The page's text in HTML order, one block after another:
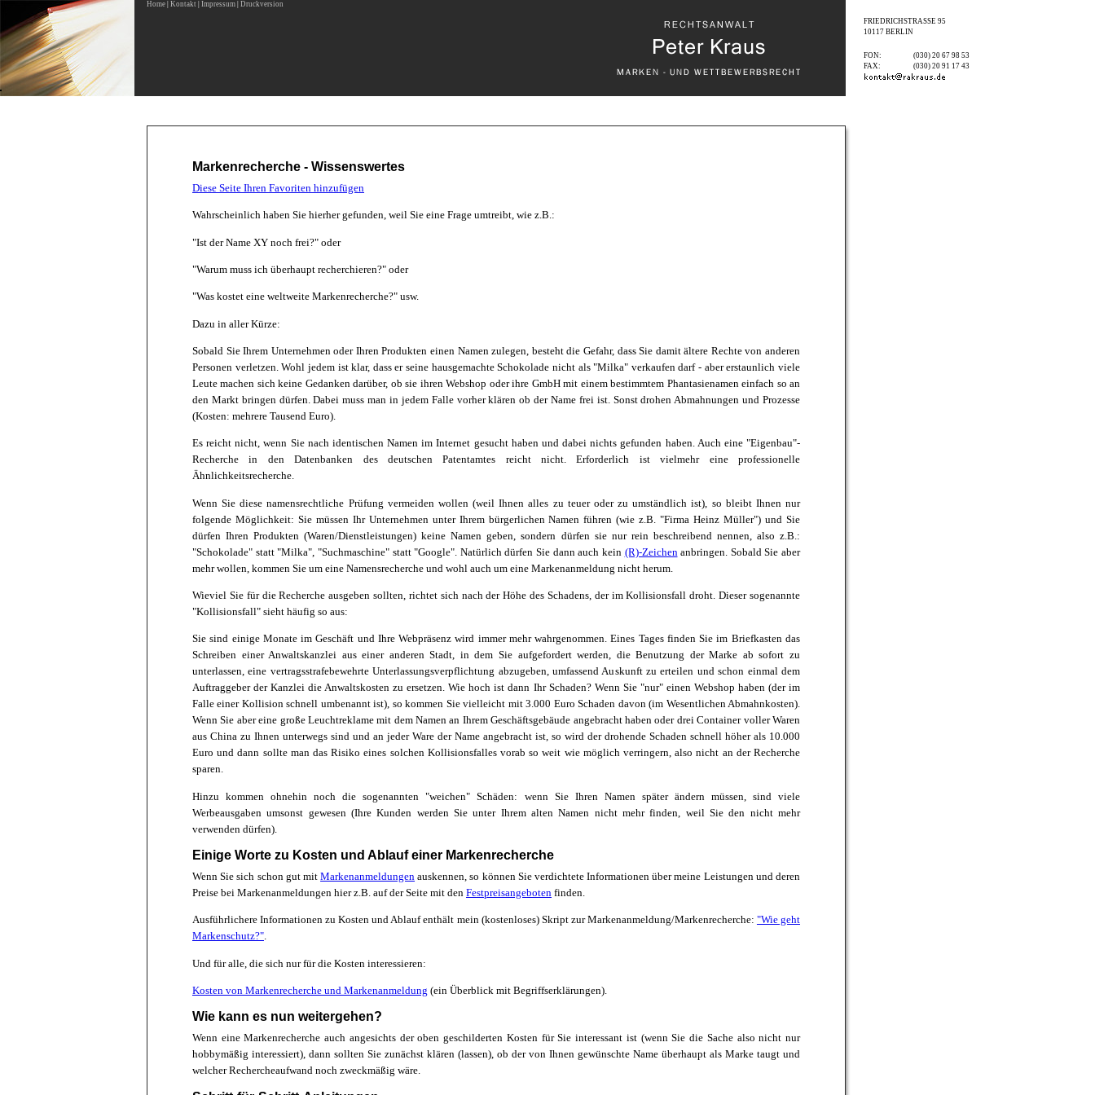
Home Kontakt Impressum Druckversion
Markenrecherche - Wissenswertes
Diese Seite Ihren Favoriten hinzufügen
Wahrscheinlich haben Sie hierher gefunden, weil Sie eine Frage umtreibt, wie z.B.:
"Ist der Name XY noch frei?" oder
"Warum muss ich überhaupt recherchieren?" oder
"Was kostet eine weltweite Markenrecherche?" usw.
Dazu in aller Kürze:
Sobald Sie Ihrem Unternehmen oder Ihren Produkten einen Namen zulegen, besteht die Gefahr, dass Sie damit ältere Rechte von anderen
Personen verletzen. Wohl jedem ist klar, dass er seine hausgemachte Schokolade nicht als "Milka" verkaufen darf - aber erstaunlich viele
Leute machen sich keine Gedanken darüber, ob sie ihren Webshop oder ihre GmbH mit einem bestimmtem Phantasienamen einfach so an
den Markt bringen dürfen. Dabei muss man in jedem Falle vorher klären ob der Name frei ist. Sonst drohen Abmahnungen und Prozesse
(Kosten: mehrere Tausend Euro).
Es reicht nicht, wenn Sie nach identischen Namen im Internet gesucht haben und dabei nichts gefunden haben. Auch eine "Eigenbau"-
Recherche in den Datenbanken des deutschen Patentamtes reicht nicht. Erforderlich ist vielmehr eine professionelle
Ähnlichkeitsrecherche.
Wenn Sie diese namensrechtliche Prüfung vermeiden wollen (weil Ihnen alles zu teuer oder zu umständlich ist), so bleibt Ihnen nur
folgende Möglichkeit: Sie müssen Ihr Unternehmen unter Ihrem bürgerlichen Namen führen (wie z.B. "Firma Heinz Müller") und Sie
dürfen Ihren Produkten (Waren/Dienstleistungen) keine Namen geben, sondern dürfen sie nur rein beschreibend nennen, also z.B.:
"Schokolade" statt "Milka", "Suchmaschine" statt "Google". Natürlich dürfen Sie dann auch kein (R)-Zeichen anbringen. Sobald Sie aber
mehr wollen, kommen Sie um eine Namensrecherche und wohl auch um eine Markenanmeldung nicht herum.
Wieviel Sie für die Recherche ausgeben sollten, richtet sich nach der Höhe des Schadens, der im Kollisionsfall droht. Dieser sogenannte
"Kollisionsfall" sieht häufig so aus:
Sie sind einige Monate im Geschäft und Ihre Webpräsenz wird immer mehr wahrgenommen. Eines Tages finden Sie im Briefkasten das
Schreiben einer Anwaltskanzlei aus einer anderen Stadt, in dem Sie aufgefordert werden, die Benutzung der Marke ab sofort zu
unterlassen, eine vertragsstrafebewehrte Unterlassungsverpflichtung abzugeben, umfassend Auskunft zu erteilen und schon einmal dem
Auftraggeber der Kanzlei die Anwaltskosten zu ersetzen. Wie hoch ist dann Ihr Schaden? Wenn Sie "nur" einen Webshop haben (der im
Falle einer Kollision schnell umbenannt ist), so kommen Sie vielleicht mit 3.000 Euro Schaden davon (im Wesentlichen Abmahnkosten).
Wenn Sie aber eine große Leuchtreklame mit dem Namen an Ihrem Geschäftsgebäude angebracht haben oder drei Container voller Waren
aus China zu Ihnen unterwegs sind und an jeder Ware der Name angebracht ist, so wird der drohende Schaden schnell höher als 10.000
Euro und dann sollte man das Risiko eines solchen Kollisionsfalles vorab so weit wie möglich verringern, also nicht an der Recherche
sparen.
Hinzu kommen ohnehin noch die sogenannten "weichen" Schäden: wenn Sie Ihren Namen später ändern müssen, sind viele
Werbeausgaben umsonst gewesen (Ihre Kunden werden Sie unter Ihrem alten Namen nicht mehr finden, weil Sie den nicht mehr
verwenden dürfen).
Einige Worte zu Kosten und Ablauf einer Markenrecherche
Wenn Sie sich schon gut mitMarkenanmeldungen auskennen, so können Sie verdichtete Informationen über meine Leistungen und deren
Preise bei Markenanmeldungen hier z.B. auf der Seite mit den Festpreisangeboten finden.
Ausführlichere Informationen zu Kosten und Ablauf enthält mein (kostenloses) Skript zur Markenanmeldung/Markenrecherche: "Wie geht
Markenschutz?".
Und für alle, die sich nur für die Kosten interessieren:
Kosten von Markenrecherche und Markenanmeldung (ein Überblick mit Begriffserklärungen).
Wie kann es nun weitergehen?
Wenn eine Markenrecherche auch angesichts der oben geschilderten Kosten für Sie interessant ist (wenn Sie die Sache also nicht nur
hobbymäßig interessiert), dann sollten Sie zunächst klären (lassen), ob der von Ihnen gewünschte Name überhaupt als Marke taugt und
welcher Rechercheaufwand noch zweckmäßig wäre.
FRIEDRICHSTRASSE 95
10117 BERLIN
FON:
(030) 20 67 98 53
FAX:
(030) 20 91 17 43